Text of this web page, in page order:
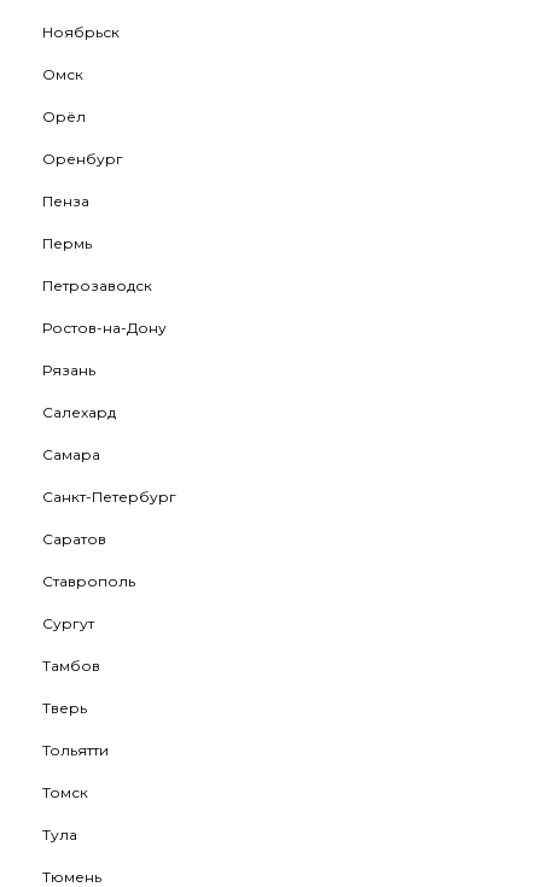
Ноябрьск
Омск
Орёл
Оренбург
Пенза
Пермь
Петрозаводск
Ростов-на-Дону
Рязань
Салехард
Самара
Санкт-Петербург
Саратов
Ставрополь
Сургут
Тамбов
Тверь
Тольятти
Томск
Тула
Тюмень